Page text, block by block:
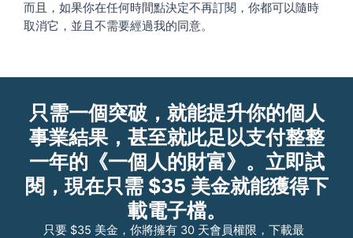
而且，如果你在任何時間點決定不再訂閱，你都可以隨時
取消它，並且不需要經過我的同意。
只需一個突破，就能提升你的個人
事業結果，甚至就此足以支付整整
一年的《一個人的財富》。立即試
閱，現在只需 $35 美金就能獲得下
載電子檔。
只要 $35 美金，你將擁有 30 天會員權限，下載最